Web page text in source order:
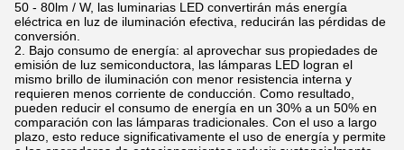
50 - 80lm / W, las luminarias LED convertirán más energía
eléctrica en luz de iluminación efectiva, reducirán las pérdidas de
conversión.
Bajo consumo de energía: al aprovechar sus propiedades de
emisión de luz semiconductora, las lámparas LED logran el
mismo brillo de iluminación con menor resistencia interna y
requieren menos corriente de conducción. Como resultado,
pueden reducir el consumo de energía en un 30% a un 50% en
comparación con las lámparas tradicionales. Con el uso a largo
plazo, esto reduce significativamente el uso de energía y permite